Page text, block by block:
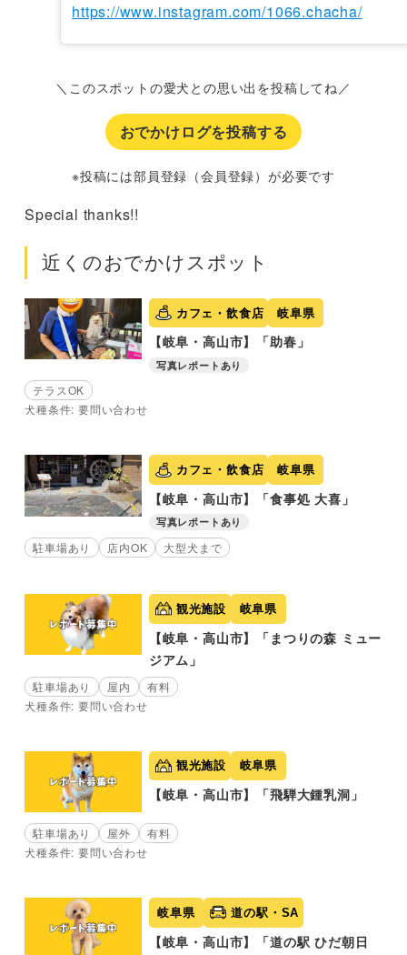
https://www.instagram.com/1066.chacha/
＼このスポットの愛犬との思い出を投稿してね／
おでかけログを投稿する
※投稿には部員登録（会員登録）が必要です
Special thanks!!
近くのおでかけスポット
カフェ・飲食店 岐阜県
【岐阜・高山市】「助春」
写真レポートあり
テラスOK
犬種条件: 要問い合わせ
カフェ・飲食店 岐阜県
【岐阜・高山市】「食事処 大喜」
写真レポートあり
駐車場あり 店内OK 大型犬まで
観光施設 岐阜県
【岐阜・高山市】「まつりの森 ミュー
ジアム」
駐車場あり 屋内
有料
犬種条件: 要問い合わせ
観光施設 岐阜県
【岐阜・高山市】「飛騨大鍾乳洞」
駐車場あり 屋外
有料
犬種条件: 要問い合わせ
岐阜県 道の駅・SA
【岐阜・高山市】「道の駅 ひだ朝日